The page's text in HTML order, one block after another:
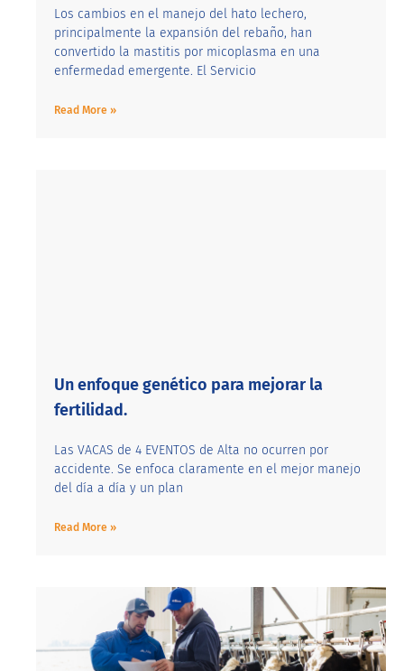
Los cambios en el manejo del hato lechero,
principalmente la expansión del rebaño, han
convertido la mastitis por micoplasma en una
enfermedad emergente. El Servicio
Read More »
Un enfoque genético para mejorar la
fertilidad.
Las VACAS de 4 EVENTOS de Alta no ocurren por
accidente. Se enfoca claramente en el mejor manejo
del día a día y un plan
Read More »